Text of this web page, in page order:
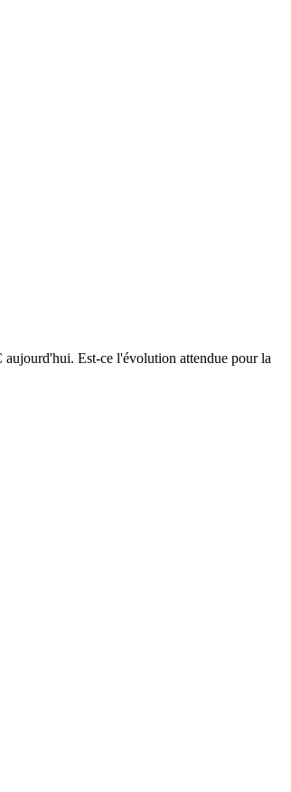
Est-ce l'évolution attendue pour la